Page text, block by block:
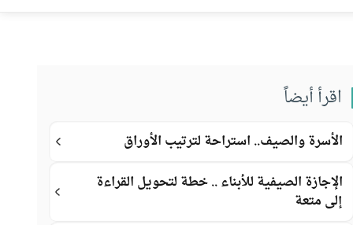
اقرأ أيضاً
الأسرة والصيف.. استراحة لترتيب الأوراق
الإجازة الصيفية للأبناء .. خطة لتحويل القراءة
إلى متعة